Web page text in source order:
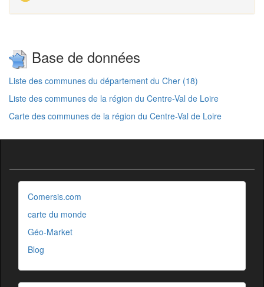
Base de données
Liste des communes du département du Cher (18)
Liste des communes de la région du Centre-Val de Loire
Carte des communes de la région du Centre-Val de Loire
Comersis.com
carte du monde
Géo-Market
Blog